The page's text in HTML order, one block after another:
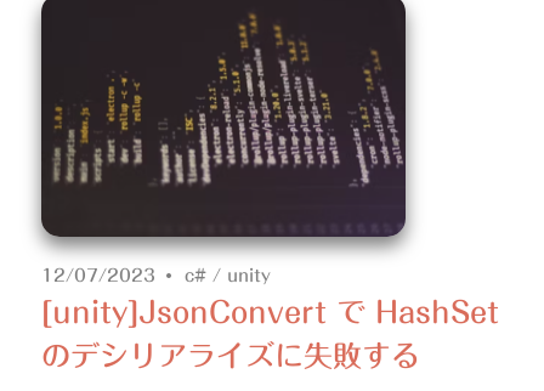
12/07/2023 c# / unity
[unity]JsonConvert で HashSet
のデシリアライズに失敗する